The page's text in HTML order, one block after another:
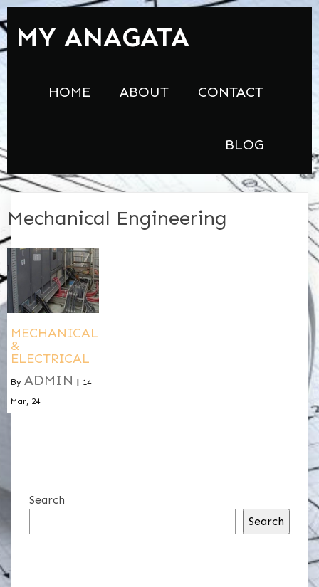
MY ANAGATA
HOME ABOUT CONTACT
BLOG
Mechanical Engineering
MECHANICAL
&
ELECTRICAL
By ADMIN | 14
Mar, 24
Search
Search